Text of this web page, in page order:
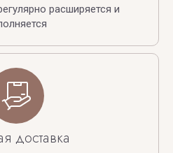
расширяется и
доставка